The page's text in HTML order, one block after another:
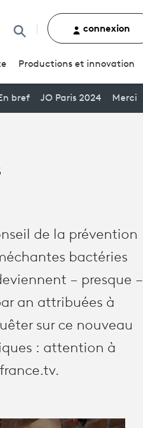
Rechercher un contenu
connexion
Productions et innovation
En bref JO Paris 2024 Merci
de la prévention
bactéries
– presque –
an attribuées à
sur ce nouveau
: attention à